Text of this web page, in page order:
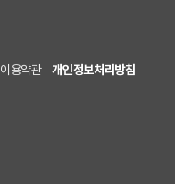
이용약관
개인정보처리방침